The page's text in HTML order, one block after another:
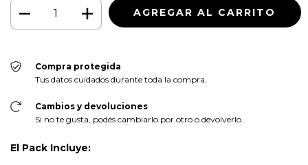
Compra protegida
Tus datos cuidados durante toda la compra.
Cambios y devoluciones
Si no te gusta, podés cambiarlo por otro o devolverlo.
El Pack Incluye: